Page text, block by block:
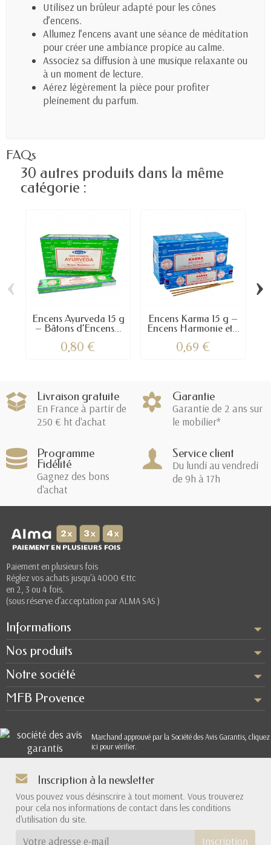
Utilisez un brûleur adapté pour les cônes
d’encens.
Allumez l’encens avant une séance de méditation
pour créer une ambiance propice au calme.
Associez sa diffusion à une musique relaxante ou
à un moment de lecture.
Aérez légèrement la pièce pour profiter
pleinement du parfum.
FAQs
30 autres produits dans la même
catégorie :
Encens Ayurveda 15 g
– Bâtons d’Encens...
0,80 €
Encens Karma 15 g –
Encens Harmonie et...
0,69 €
‹ ›
Livraison gratuite
En France à partir de
250 € ht d'achat
Garantie
Garantie de 2 ans sur
le mobilier*
Programme
Fidélité
Gagnez des bons
d'achat
Service client
Du lundi au vendredi
de 9h à 17h
Paiement en plusieurs fois
Réglez vos achats jusqu'à 4000 €ttc
en 2, 3 ou 4 fois.
(sous réserve d’acceptation par ALMA SAS )
Informations
Nos produits
Notre société
MFB Provence
Marchand approuvé par la Société des Avis Garantis, cliquez
ici pour vérifier.
Inscription à la newsletter
Vous pouvez vous désinscrire à tout moment. Vous trouverez
pour cela nos informations de contact dans les conditions
d'utilisation du site.
Inscription